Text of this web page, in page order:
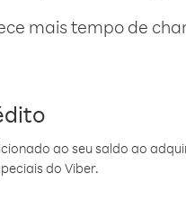
mais tempo de
ao seu saldo ao
do Viber.